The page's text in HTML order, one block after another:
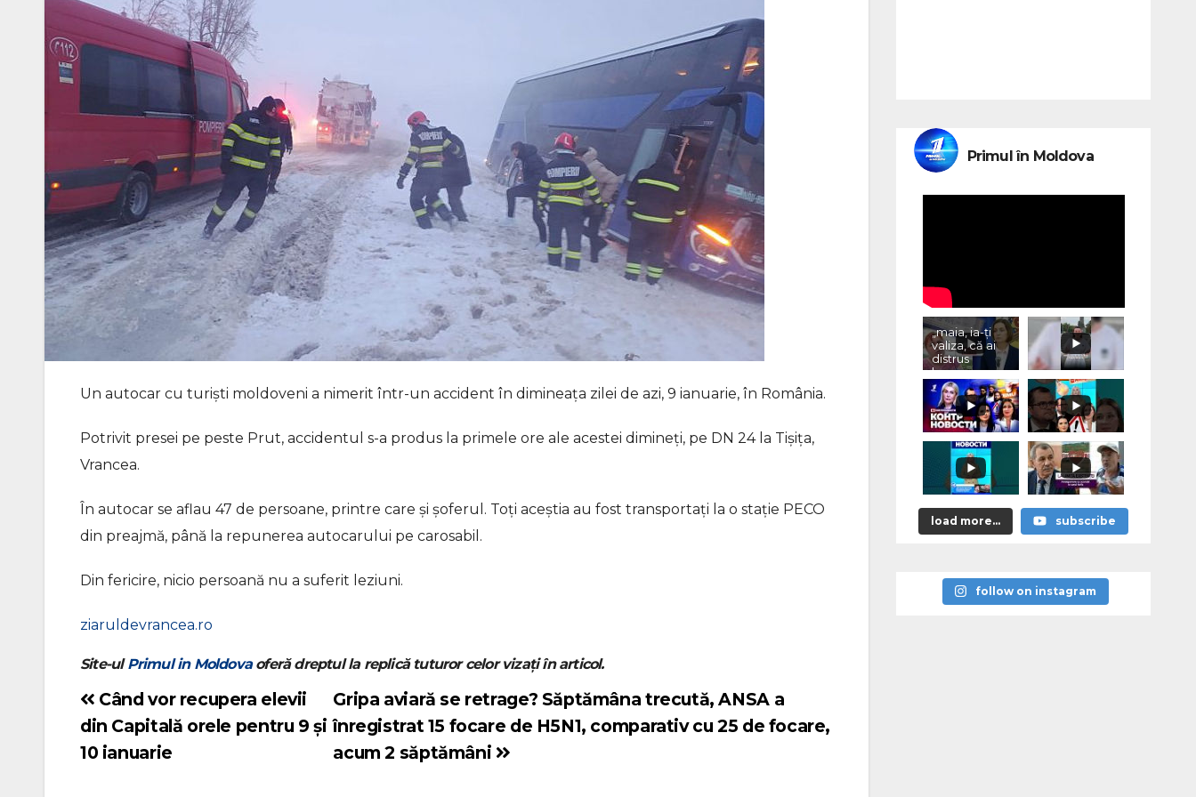
Un autocar cu turiști moldoveni a nimerit într-un accident în dimineața zilei de azi, 9 ianuarie, în România.
Potrivit presei pe peste Prut, accidentul s-a produs la primele ore ale acestei dimineți, pe DN 24 la Tișița,
Vrancea.
În autocar se aflau 47 de persoane, printre care și șoferul. Toți aceștia au fost transportați la o stație PECO
din preajmă, până la repunerea autocarului pe carosabil.
Din fericire, nicio persoană nu a suferit leziuni.
ziaruldevrancea.ro
Site-ulPrimul in Moldovaoferă dreptul la replică tuturor celor vizați în articol.
Navigare
în
Gripa aviară se retrage? Săptămâna trecută, ANSA a
înregistrat 15 focare de H5N1, comparativ cu 25 de focare,
acum 2 săptămâni
Când vor recupera elevii
din Capitală orele pentru 9 și
10 ianuarie
Primul în Moldova
„maia, ia-ți
valiza, că ai
distrus
lumea, cu
«vremurile
astea bune”
load more... subscribe
follow on instagram